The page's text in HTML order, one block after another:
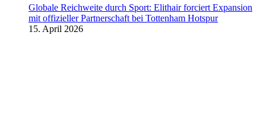
Globale Reichweite durch Sport: Elithair forciert Expansion
mit offizieller Partnerschaft bei Tottenham Hotspur
15. April 2026